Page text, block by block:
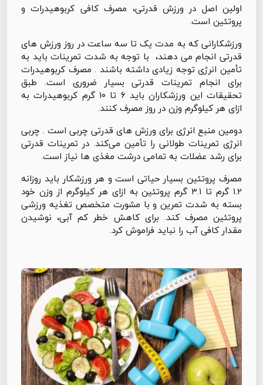
اولین اصل در ورزش قدرتی، مصرف کافی کربوهیدرات و
پروتئین است.
ورزشکارانی که به مدت یک تا سه ساعت در روز ورزش های
قدرتی انجام می دهند، با توجه به شدت تمرینات باید به
تأمین انرژی توجه زیادی داشته باشند . مصرف کربوهیدرات
برای انجام تمرینات قدرتی بسیار ضروری است. طبق
تحقیقات این ورزشکاران باید ۶ تا ۱۰ گرم کربوهیدرات به
ازای هر کیلوگرم وزن در روز مصرف کنند.
دومین منبع انرژی برای ورزش های قدرتی چربی است . چربی
انرژی تمرینات طولانی را تأمین می‌کند. در تمرینات قدرتی
برای رشد عضلات به تمامی درشت مغذی ها نیاز است.
مصرف پروتئین بسیار حیاتی است و هر ورزشکار باید روزانه
۱.۲ گرم تا ۳.۱ گرم پروتئین به ازای هر کیلوگرم از وزن خود
بسته به شدت تمرین و با مشورت متخصص تغذیه ورزشی
پروتئین مصرف کند. برای کاهش خطر کم آبی، نوشیدن
مقدار کافی آب را نباید فراموش کرد.